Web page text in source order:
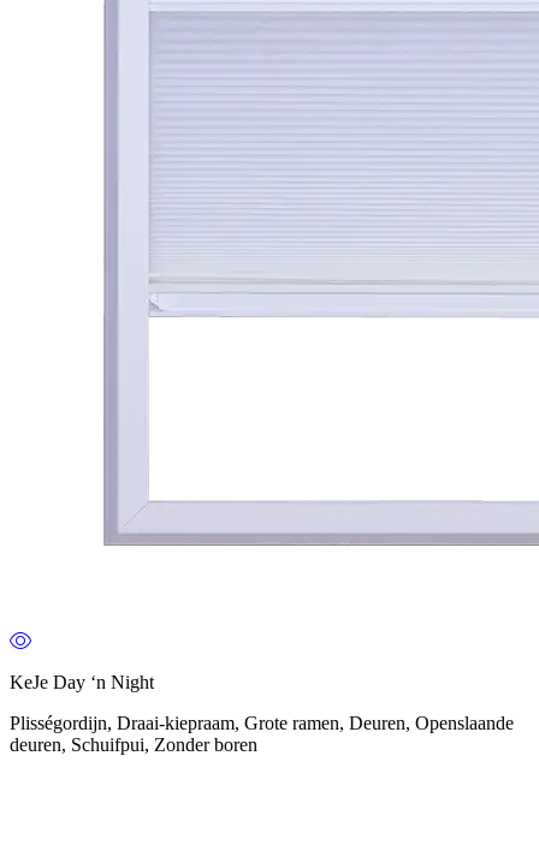
KeJe Day ‘n Night
Plisségordijn, Draai-kiepraam, Grote ramen, Deuren, Openslaande
deuren, Schuifpui, Zonder boren